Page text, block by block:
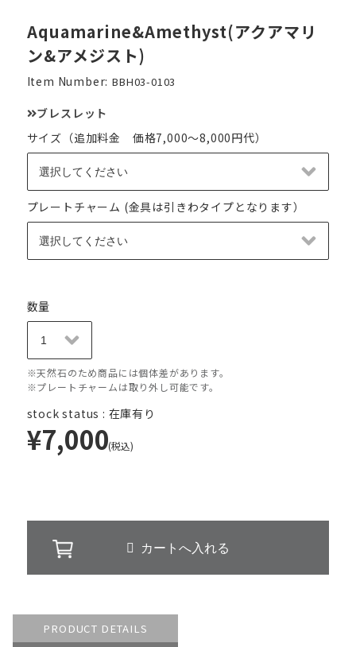
Aquamarine&Amethyst(アクアマリ
ン&アメジスト)
Item Number: BBH03-0103
ブレスレット
サイズ（追加料金 価格7,000～8,000円代）
プレートチャーム (金具は引きわタイプとなります）
数量
※天然石のため商品には個体差があります。
※プレートチャームは取り外し可能です。
stock status : 在庫有り
¥7,000(税込)
PRODUCT DETAILS